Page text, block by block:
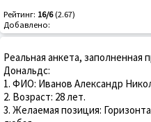
Рейтинг: 16/6(2.67)
Добавлено:
Реальная анкета, заполненная
Дональдс:
1. ФИО: Иванов Александр
2. Возраст: 28 лет.
3. Желаемая позиция: